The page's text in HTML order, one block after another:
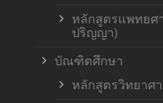
หลักสูตรแพทยศ
ปริญญา)
บัณฑิตศึกษา
หลักสูตรวิทยา